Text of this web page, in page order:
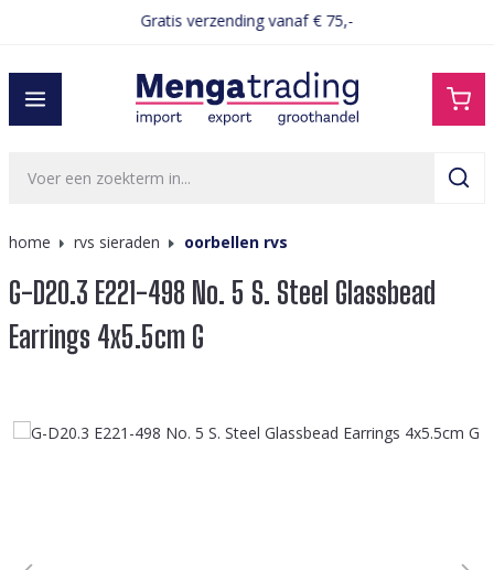
Gratis verzending vanaf € 75,-
home rvs sieraden oorbellen rvs
G-D20.3 E221-498 No. 5 S. Steel Glassbead
Earrings 4x5.5cm G
Afbeeldingengalerij overslaan